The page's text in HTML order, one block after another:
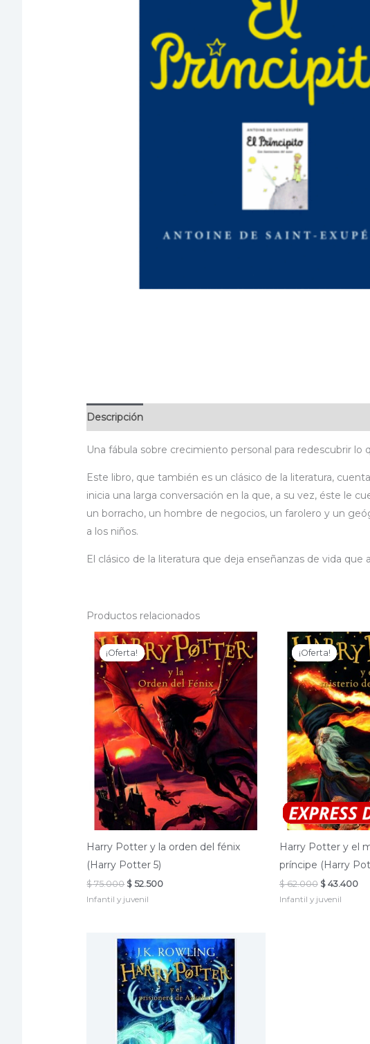
Descripción
Una fábula sobre crecimiento personal para redescubrir lo
Este libro, que también es un clásico de la literatura,
inicia una larga conversación en la que, a su vez, éste le
un borracho, un hombre de negocios, un farolero y un
a los niños.
El clásico de la literatura que deja enseñanzas de vida
Productos relacionados
¡Oferta!
¡Oferta!
Harry Potter y la orden del fénix
(Harry Potter 5)
$75.000 El
precio
original
$ 52.500El
Infantil y juvenil
¡Oferta!
¡Oferta!
Harry Potter y el
príncipe (Harry
$62.000 El
precio
original
$43.400El
Infantil y juvenil